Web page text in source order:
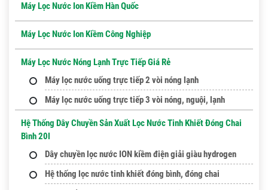
Máy Lọc Nước Ion Kiềm Hàn Quốc
Máy Lọc Nước Ion Kiềm Công Nghiệp
Máy Lọc Nước Nóng Lạnh Trực Tiếp Giá Rẻ
Máy lọc nước uống trực tiếp 2 vòi nóng lạnh
Máy lọc nước uống trực tiếp 3 vòi nóng, nguội, lạnh
Hệ Thống Dây Chuyền Sản Xuất Lọc Nước Tinh Khiết Đóng Chai
Bình 20l
Dây chuyền lọc nước ION kiềm điện giải giàu hydrogen
Hệ thống lọc nước tinh khiết đóng bình, đóng chai